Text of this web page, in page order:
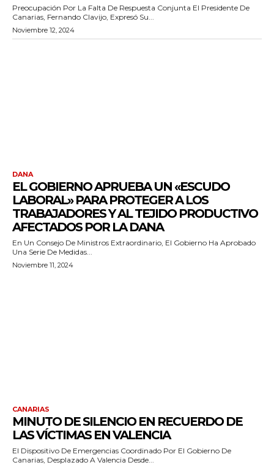
Preocupación Por La Falta De Respuesta Conjunta El Presidente De
Canarias, Fernando Clavijo, Expresó Su...
Noviembre 12, 2024
DANA
EL GOBIERNO APRUEBA UN «ESCUDO
LABORAL» PARA PROTEGER A LOS
TRABAJADORES Y AL TEJIDO PRODUCTIVO
AFECTADOS POR LA DANA
En Un Consejo De Ministros Extraordinario, El Gobierno Ha Aprobado
Una Serie De Medidas...
Noviembre 11, 2024
CANARIAS
MINUTO DE SILENCIO EN RECUERDO DE
LAS VÍCTIMAS EN VALENCIA
El Dispositivo De Emergencias Coordinado Por El Gobierno De
Canarias, Desplazado A Valencia Desde...